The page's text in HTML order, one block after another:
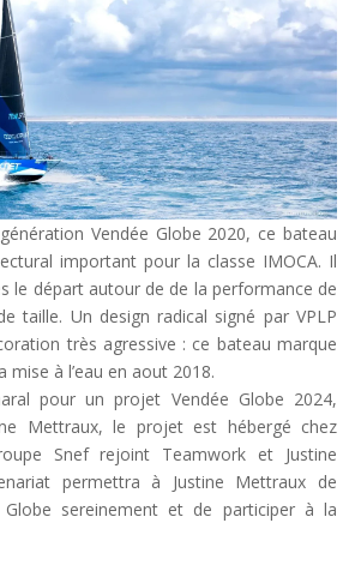
Vendée Globe 2020, ce bateau
important pour la classe IMOCA. Il
le départ autour de de la performance de
taille. Un design radical signé par VPLP
très agressive : ce bateau marque
mise à l’eau en aout 2018.
pour un projet Vendée Globe 2024,
Mettraux, le projet est hébergé chez
Snef rejoint Teamwork et Justine
permettra à Justine Mettraux de
sereinement et de participer à la